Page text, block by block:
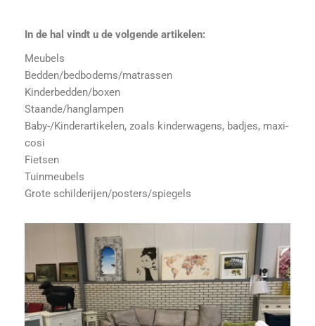
In de hal vindt u de volgende artikelen:
Meubels
Bedden/bedbodems/matrassen
Kinderbedden/boxen
Staande/hanglampen
Baby-/Kinderartikelen, zoals kinderwagens, badjes, maxi-
cosi
Fietsen
Tuinmeubels
Grote schilderijen/posters/spiegels